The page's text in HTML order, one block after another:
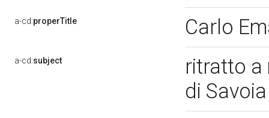
a-cd:properTitle Carlo
a-cd:subject
ritratto a
di